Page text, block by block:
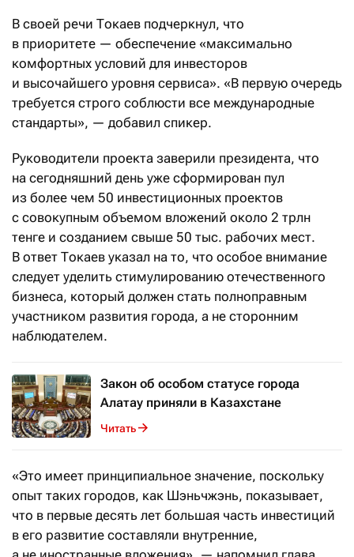
В своей речи Токаев подчеркнул, что
в приоритете — обеспечение «максимально
комфортных условий для инвесторов
и высочайшего уровня сервиса». «В первую очередь
требуется строго соблюсти все международные
стандарты», — добавил спикер.
Руководители проекта заверили президента, что
на сегодняшний день уже сформирован пул
из более чем 50 инвестиционных проектов
с совокупным объемом вложений около 2 трлн
тенге и созданием свыше 50 тыс. рабочих мест.
В ответ Токаев указал на то, что особое внимание
следует уделить стимулированию отечественного
бизнеса, который должен стать полноправным
участником развития города, а не сторонним
наблюдателем.
Закон об особом статусе города
Алатау приняли в Казахстане
Читать
«Это имеет принципиальное значение, поскольку
опыт таких городов, как Шэньчжэнь, показывает,
что в первые десять лет большая часть инвестиций
в его развитие составляли внутренние,